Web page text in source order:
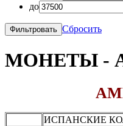
до
Сбросить
МОНЕТЫ -
ИСПАНСКИЕ